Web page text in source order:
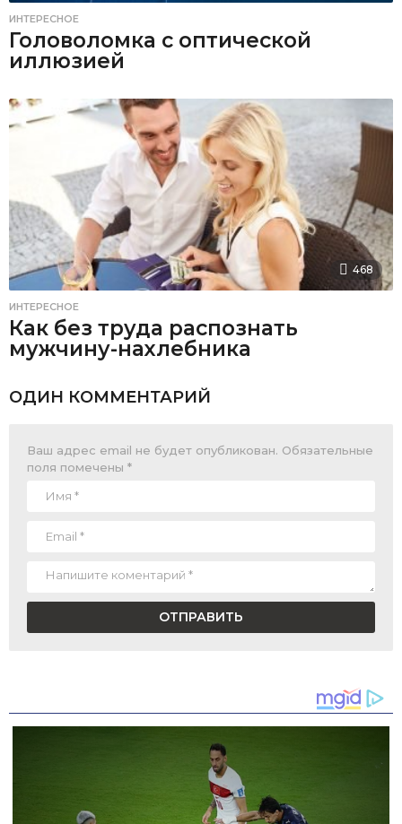
ИНТЕРЕСНОЕ
Головоломка с оптической
иллюзией
468
ИНТЕРЕСНОЕ
Как без труда распознать
мужчину-нахлебника
ОДИН КОММЕНТАРИЙ
Ваш адрес email не будет опубликован. Обязательные
поля помечены *